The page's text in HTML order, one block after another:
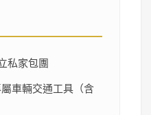
私家包團
車輛交通工具（含